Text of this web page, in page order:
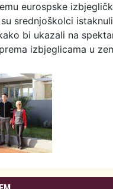
eurospske
srednjoškolci
bi ukazali na
izbjeglicama u